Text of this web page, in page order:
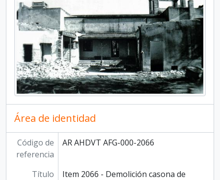
Área de identidad
Código de
referencia
AR AHDVT AFG-000-2066
Título
Item 2066 - Demolición casona de